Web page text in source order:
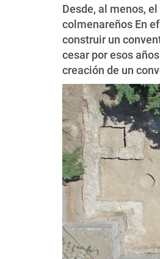
Desde, al menos,
colmenareños En
construir un
cesar por esos
creación de un